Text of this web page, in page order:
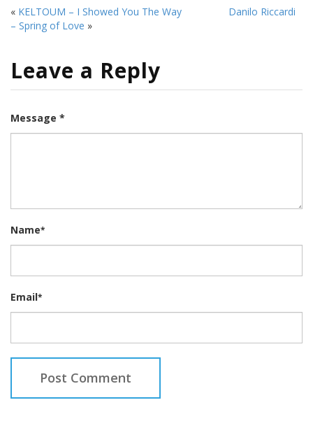
« KELTOUM – I Showed You The Way
Danilo Riccardi
– Spring of Love »
Leave a Reply
Message *
Name*
Email*